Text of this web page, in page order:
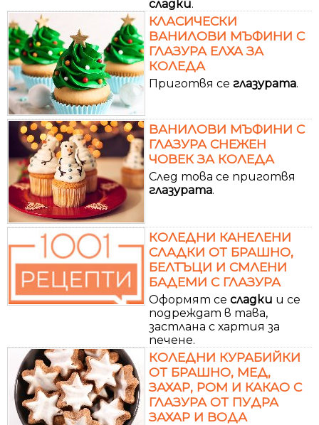
сладки.
КЛАСИЧЕСКИ
ВАНИЛОВИ МЪФИНИ С
ГЛАЗУРА ЕЛХА ЗА
КОЛЕДА
Приготвя се глазурата.
ВАНИЛОВИ МЪФИНИ С
ГЛАЗУРА СНЕЖЕН
ЧОВЕК ЗА КОЛЕДА
След това се приготвя
глазурата.
КОЛЕДНИ КАНЕЛЕНИ
СЛАДКИ ОТ БРАШНО,
БЕЛТЪЦИ И СМЛЕНИ
БАДЕМИ С ГЛАЗУРА
Оформят се сладки и се
подреждат в тава,
застлана с хартия за
печене.
КОЛЕДНИ КУРАБИЙКИ
ОТ БРАШНО, МЕД,
ЗАХАР, РОМ И КАКАО С
ГЛАЗУРА ОТ ПУДРА
ЗАХАР И ВОДА